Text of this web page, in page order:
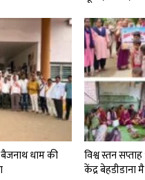
धाम की
विश्व स्तन
केंद्र बेहडीडाना